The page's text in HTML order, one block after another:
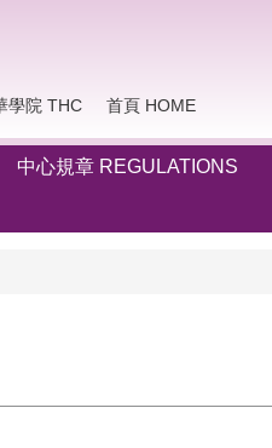
學院 THC 首頁 HOME
中心規章 REGULATIONS